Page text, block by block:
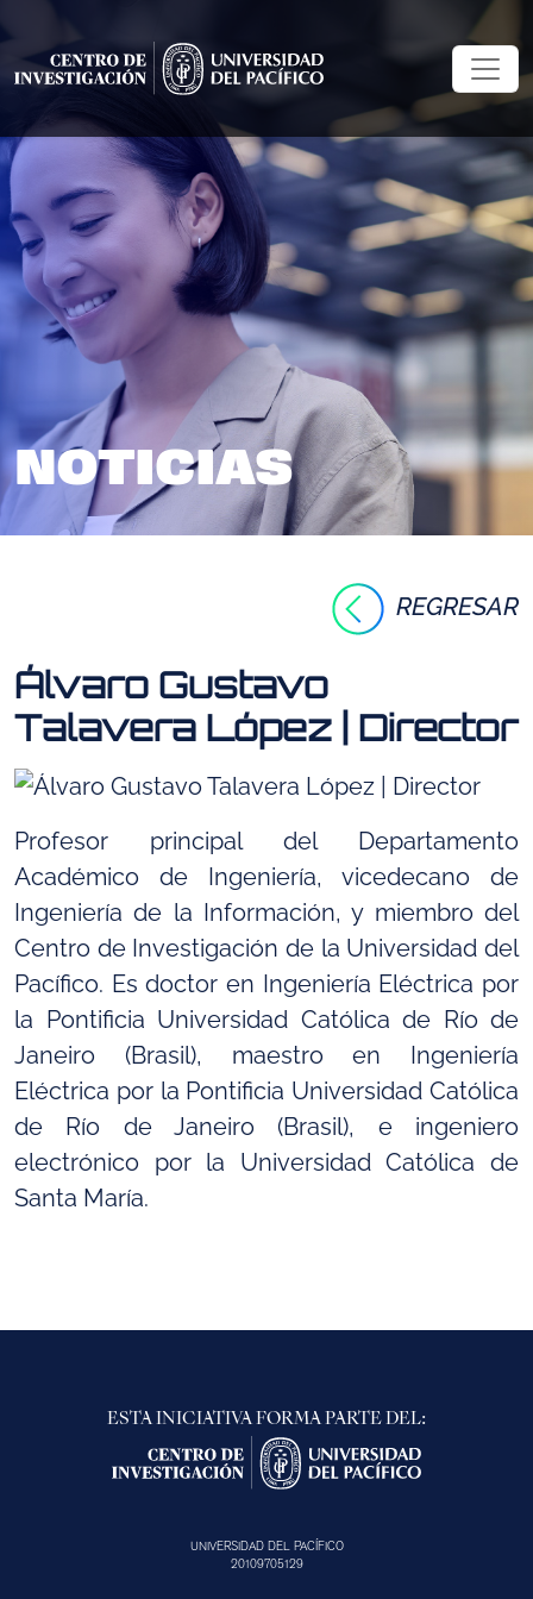
NOTICIAS
REGRESAR
Álvaro Gustavo
Talavera López | Director
Profesor principal del Departamento
Académico de Ingeniería, vicedecano de
Ingeniería de la Información, y miembro del
Centro de Investigación de la Universidad del
Pacífico. Es doctor en Ingeniería Eléctrica por
la Pontificia Universidad Católica de Río de
Janeiro (Brasil), maestro en Ingeniería
Eléctrica por la Pontificia Universidad Católica
de Río de Janeiro (Brasil), e ingeniero
electrónico por la Universidad Católica de
Santa María.
ESTA INICIATIVA FORMA PARTE DEL:
UNIVERSIDAD DEL PACÍFICO
20109705129